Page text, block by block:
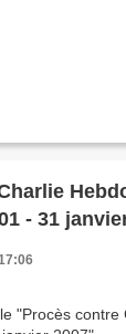
- 31